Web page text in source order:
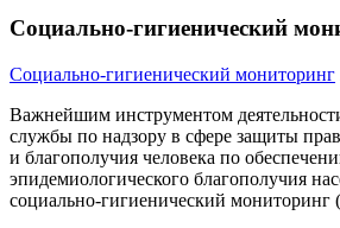
Социально-гигиенический
Социально-гигиенический мониторинг
Важнейшим инструментом
службы по надзору в сфере защиты
и благополучия человека по
эпидемиологического благополучия
социально-гигиенический